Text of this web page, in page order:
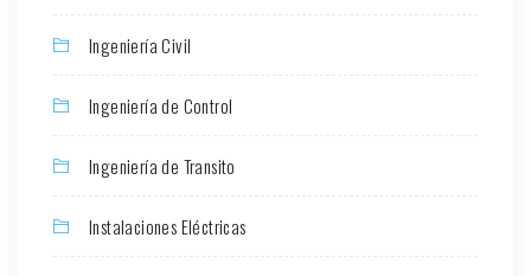
Ingeniería Civil
Ingeniería de Control
Ingeniería de Transito
Instalaciones Eléctricas